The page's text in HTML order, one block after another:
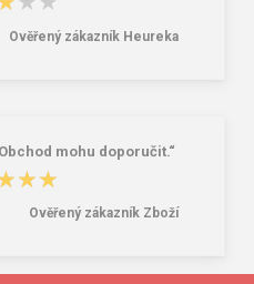
Ověřený zákazník Heureka
mohu doporučit.“
Ověřený zákazník Zboží